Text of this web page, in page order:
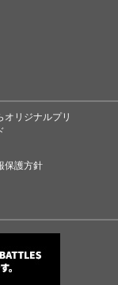
オリジナルプリ
保護方針